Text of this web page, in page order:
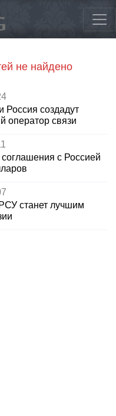
не найдено
Россия создадут
оператор связи
с Россией
станет лучшим